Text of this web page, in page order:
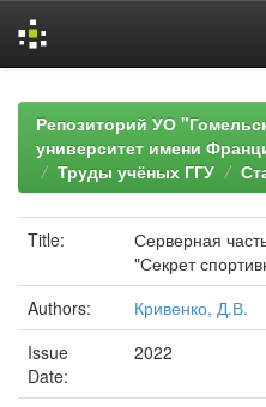
navigationРепозиторий УО
университет имени
Труды учёных ГГУ
Title:
Серверная
"Секрет
Authors:
Кривенко, Д.В.
Issue
Date:
2022